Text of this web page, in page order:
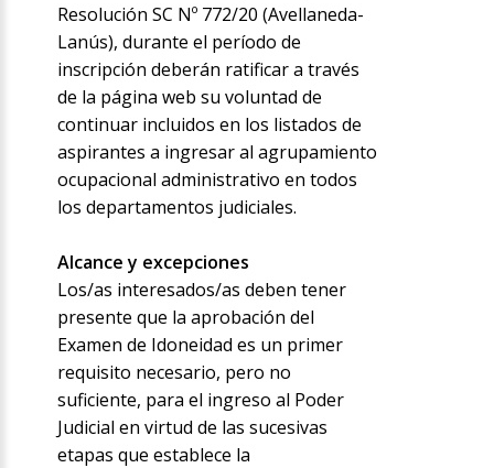
Resolución SC Nº 772/20 (Avellaneda-
Lanús), durante el período de
inscripción deberán ratificar a través
de la página web su voluntad de
continuar incluidos en los listados de
aspirantes a ingresar al agrupamiento
ocupacional administrativo en todos
los departamentos judiciales.
Alcance y excepciones
Los/as interesados/as deben tener
presente que la aprobación del
Examen de Idoneidad es un primer
requisito necesario, pero no
suficiente, para el ingreso al Poder
Judicial en virtud de las sucesivas
etapas que establece la